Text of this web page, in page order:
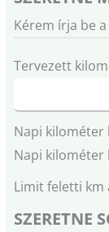
Kérem írja be
Tervezett
Napi kilométer
Napi kilométer
Limit feletti km
SZERETNE